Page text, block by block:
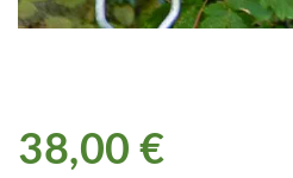
38,00 €